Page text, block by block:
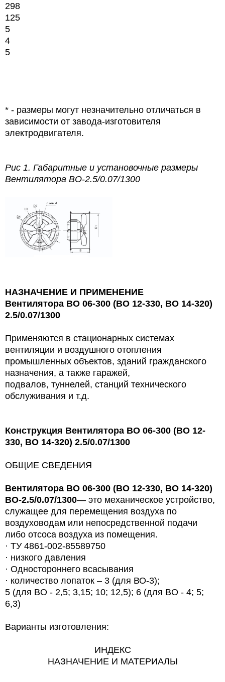
298
125
5
4
5
* - размеры могут незначительно отличаться в
зависимости от завода-изготовителя
электродвигателя.
Рис 1. Габаритные и установочные размеры
Вентилятора ВО-2.5/0.07/1300
НАЗНАЧЕНИЕ И ПРИМЕНЕНИЕ
Вентилятора ВО 06-300 (ВО 12-330, ВО 14-320)
2.5/0.07/1300
Применяются в стационарных системах
вентиляции и воздушного отопления
промышленных объектов, зданий гражданского
назначения, а также гаражей,
подвалов, туннелей, станций технического
обслуживания и т.д.
Конструкция Вентилятора ВО 06-300 (ВО 12-
330, ВО 14-320) 2.5/0.07/1300
ОБЩИЕ СВЕДЕНИЯ
Вентилятора ВО 06-300 (ВО 12-330, ВО 14-320)
ВО-2.5/0.07/1300— это механическое устройство,
служащее для перемещения воздуха по
воздуховодам или непосредственной подачи
либо отсоса воздуха из помещения.
· ТУ 4861-002-85589750
· низкого давления
· Одностороннего всасывания
· количество лопаток – 3 (для ВО-3);
5 (для BО - 2,5; 3,15; 10; 12,5); 6 (для BО - 4; 5;
6,3)
Варианты изготовления:
ИНДЕКС
НАЗНАЧЕНИЕ И МАТЕРИАЛЫ